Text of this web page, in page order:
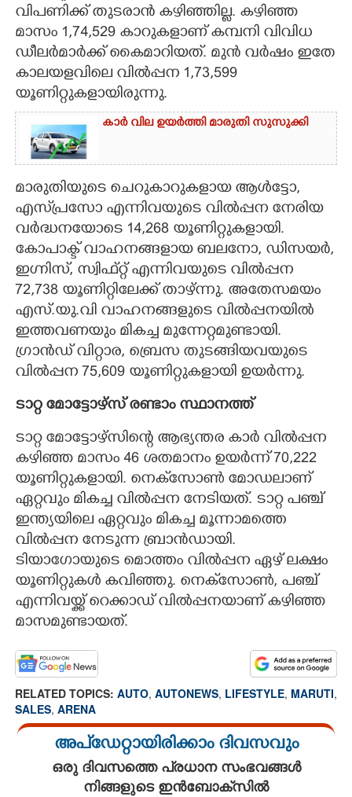
CONTACT US
വിപണിക്ക് തുടരാൻ കഴിഞ്ഞില്ല. കഴിഞ്ഞ
മാസം 1,74,529 കാറുകളാണ് കമ്പനി വിവിധ
ഡീലർമാർക്ക് കൈമാറിയത്. മുൻ വർഷം ഇതേ
കാലയളവിലെ വിൽപ്പന 1,73,599
യൂണിറ്റുകളായിരുന്നു.
കാർ വില ഉയർത്തി മാരുതി സുസുക്കി
മാരുതിയുടെ ചെറുകാറുകളായ ആൾട്ടോ,
എസ്‌പ്രസോ എന്നിവയുടെ വിൽപ്പന നേരിയ
വർദ്ധനയോടെ 14,268 യൂണിറ്റുകളായി.
കോപാക്ട് വാഹനങ്ങളായ ബലനോ, ഡിസയർ,
ഇഗ്നിസ്, സ്വിഫ്റ്റ് എന്നിവയുടെ വിൽപ്പന
72,738 യൂണിറ്റിലേക്ക് താഴ്ന്നു. അതേസമയം
എസ്.യു.വി വാഹനങ്ങളുടെ വിൽപ്പനയിൽ
ഇത്തവണയും മികച്ച മുന്നേറ്റമുണ്ടായി.
ഗ്രാൻഡ് വിറ്റാര, ബ്രെസ തുടങ്ങിയവയുടെ
വിൽപ്പന 75,609 യൂണിറ്റുകളായി ഉയർന്നു.
ടാറ്റ മോട്ടോഴ്സ് രണ്ടാം സ്ഥാനത്ത്
ടാറ്റ മോട്ടോഴ്സിന്റെ ആഭ്യന്തര കാർ വിൽപ്പന
കഴിഞ്ഞ മാസം 46 ശതമാനം ഉയർന്ന് 70,222
യൂണിറ്റുകളായി. നെക്‌സോൺ മോഡലാണ്
ഏറ്റവും മികച്ച വിൽപ്പന നേടിയത്. ടാറ്റ പഞ്ച്
ഇന്ത്യയിലെ ഏറ്റവും മികച്ച മൂന്നാമത്തെ
വിൽപ്പന നേടുന്ന ബ്രാൻഡായി.
ടിയാഗോയുടെ മൊത്തം വിൽപ്പന ഏഴ് ലക്ഷം
യൂണിറ്റുകൾ കവിഞ്ഞു. നെക്‌സോൺ, പഞ്ച്
എന്നിവയ്ക്ക് റെക്കാഡ് വിൽപ്പനയാണ് കഴിഞ്ഞ
മാസമുണ്ടായത്.
RELATED TOPICS: AUTO, AUTONEWS, LIFESTYLE, MARUTI,
SALES, ARENA
അപ്ഡേറ്റായിരിക്കാം ദിവസവും
ഒരു ദിവസത്തെ പ്രധാന സംഭവങ്ങൾ
നിങ്ങളുടെ ഇൻബോക്സിൽ